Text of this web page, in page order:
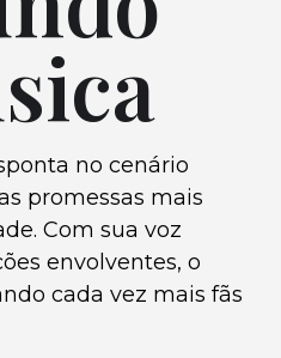
no cenário
promessas mais
Com sua voz
envolventes, o
cada vez mais fãs